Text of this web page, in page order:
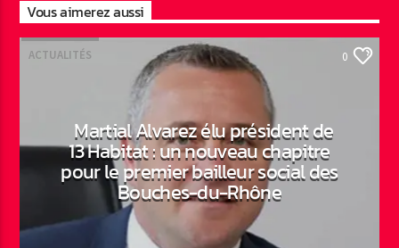
Vous aimerez aussi
ACTUALITÉS 0
Martial Alvarez élu président de
13 Habitat : un nouveau chapitre
pour le premier bailleur social des
Bouches-du-Rhône